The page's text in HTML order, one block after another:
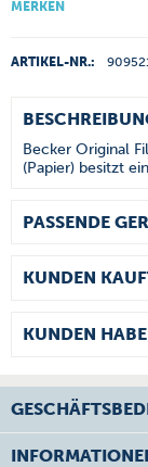
MERKEN
ARTIKEL-NR.:
Becker Original
(Papier) besitzt
PASSENDE
KUNDEN
KUNDEN